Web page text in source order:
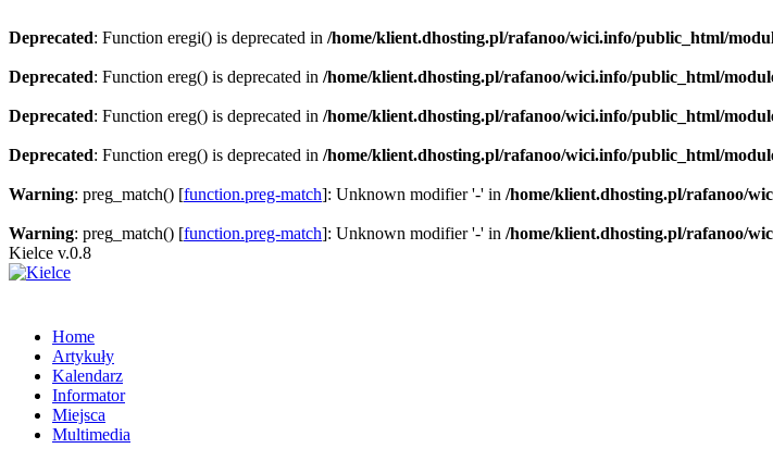
Deprecated: Function eregi() is deprecated in /home/klient.dhosting.pl/rafanoo/wici.info/public_html/
Deprecated: Function ereg() is deprecated in /home/klient.dhosting.pl/rafanoo/wici.info/public_html/
Deprecated: Function ereg() is deprecated in /home/klient.dhosting.pl/rafanoo/wici.info/public_html/
Deprecated: Function ereg() is deprecated in /home/klient.dhosting.pl/rafanoo/wici.info/public_html/
Warning: preg_match() [function.preg-match]: Unknown modifier '-' in /home/klient.dhosting.pl/rafanoo/
Warning: preg_match() [function.preg-match]: Unknown modifier '-' in /home/klient.dhosting.pl/rafanoo/
Kielce v.0.8
Home
Artykuły
Kalendarz
Informator
Miejsca
Multimedia